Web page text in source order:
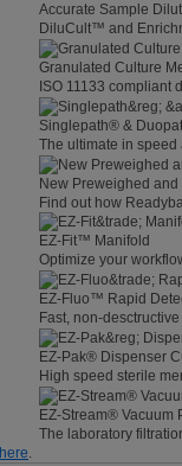
Accurate Sample
DiluCult™ and
Granulated Culture
ISO 11133 compliant
Singlepath® &
The ultimate in
New Preweighed
Find out how
EZ-Fit™ Manifold
Optimize your
EZ-Fluo™ Rapid
Fast, non-
EZ-Pak® Dispenser
High speed sterile
EZ-Stream® Vacuum
The laboratory
here.